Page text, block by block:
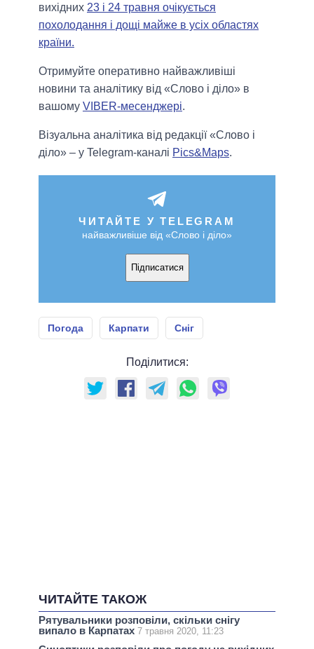
вихідних 23 і 24 травня очікується
похолодання і дощі майже в усіх областях
країни.
Отримуйте оперативно найважливіші
новини та аналітику від «Слово і діло» в
вашому VIBER-месенджері.
Візуальна аналітика від редакції «Слово і
діло» – у Telegram-каналі Pics&Maps.
ЧИТАЙТЕ У TELEGRAM
найважливіше від «Слово і діло»
Підписатися
Погода Карпати Сніг
Поділитися:
ЧИТАЙТЕ ТАКОЖ
Рятувальники розповіли, скільки снігу
випало в Карпатах 7 травня 2020, 11:23